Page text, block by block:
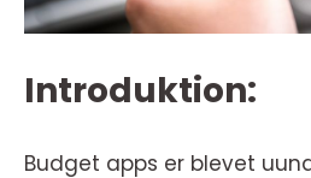
Introduktion:
Budget apps er blevet